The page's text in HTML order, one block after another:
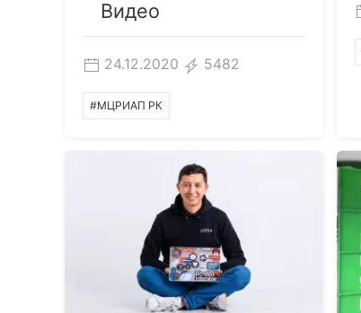
Видео
24.12.2020 5482
#МЦРИАП РК